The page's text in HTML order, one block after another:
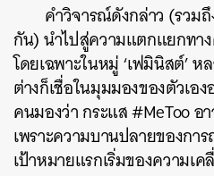
คำวิจารณ์ดังกล่าว (รวม
กัน) นำไปสู่ความแตกแยกทา
โดยเฉพาะในหมู่ ‘เฟมินิสต์’
ต่างก็เชื่อในมุมมองของตัวเอ
คนมองว่า กระแส #MeToo อา
เพราะความบานปลายของกา
เป้าหมายแรกเริ่มของความเค